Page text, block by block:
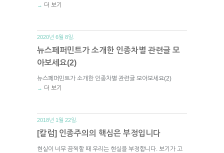
→ 더 보기
2020년 6월 8일.
뉴스페퍼민트가 소개한 인종차별 관련글 모
아보세요(2)
뉴스페퍼민트가 소개한 인종차별 관련글 모아보세요(2)
→ 더 보기
2018년 1월 22일.
[칼럼] 인종주의의 핵심은 부정입니다
현실이 너무 끔찍할 때 우리는 현실을 부정합니다. 보기가 고